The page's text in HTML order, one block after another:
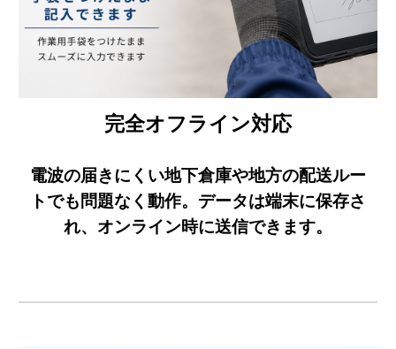
完全オフライン対応
電波の届きにくい地下倉庫や地方の配送ルー
トでも問題なく動作。データは端末に保存さ
れ、オンライン時に送信できます。